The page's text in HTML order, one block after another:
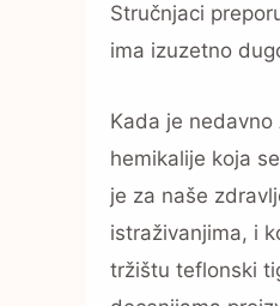
Stručnjaci
ima izuzetno
Kada je
hemikalije koja
je za naše
istraživanjima, i
tržištu teflonski